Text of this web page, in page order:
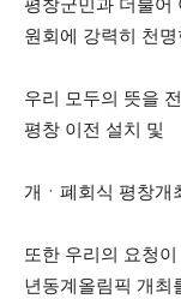
평창군민과 더불어
원회에 강력히 천명
우리 모두의 뜻을
평창 이전 설치 및
개ㆍ폐회식 평창개
또한 우리의 요청
년동계올림픽 개최